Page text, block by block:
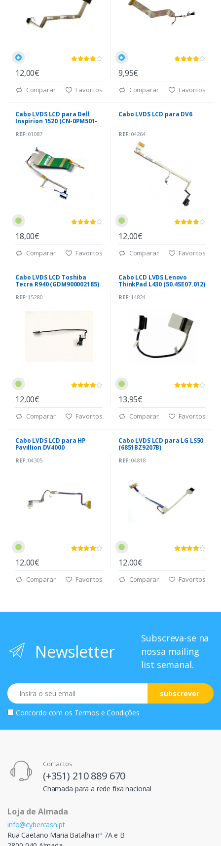
12,00€
Comparar Favoritos
9,95€
Comparar Favoritos
Cabo LVDS LCD para Dell
Inspirion 1520 (CN-0PM501-
REF:01087
18,00€
Comparar Favoritos
Cabo LVDS LCD para DV6
REF:04264
12,00€
Comparar Favoritos
Cabo LVDS LCD Toshiba
Tecra R940 (GDM900002185)
REF:15280
12,00€
Comparar Favoritos
Cabo LCD LVDS Lenovo
ThinkPad L430 (50.4SE07.012)
REF:14824
13,95€
Comparar Favoritos
Cabo LVDS LCD para HP
Pavillion DV4000
REF:04305
12,00€
Comparar Favoritos
Cabo LVDS LCD para LG LS50
(6851BZ9207B)
REF:04818
12,00€
Comparar Favoritos
Newsletter
Subscreva-se na
nossa mailing
list semanal.
Email
subscrever
Concordo com os Termos e Condições
Contactos
(+351) 210 889 670
Chamada para a rede fixa nacional
Loja de Almada
info@cybercash.pt
Rua Caetano Maria Batalha nº 7A e B